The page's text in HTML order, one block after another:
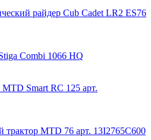
райдер Cub Cadet LR2 ES76
Combi 1066 HQ
MTD Smart RC 125 арт.
трактор MTD 76 арт. 13I2765C600